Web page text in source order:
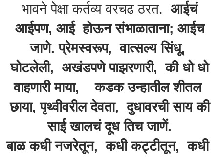
भावने पेक्षा कर्तव्य वरचढ ठरत. आईचं
आईपण, आई होऊन संभाळाताना; आईच
जाणे. प्रेमस्वरूप, वात्सल्य सिंधू,
घोटलेली, अखंडपणे पाझरणारी, की धो धो
वाहणारी माया, कडक उन्हातील शीतल
छाया, पृथ्वीवरील देवता, दुधावरची साय की
साई खालचं दूध तिच जाणें.
बाळ कधी नजरेतून, कधी कट्टीतून, कधी